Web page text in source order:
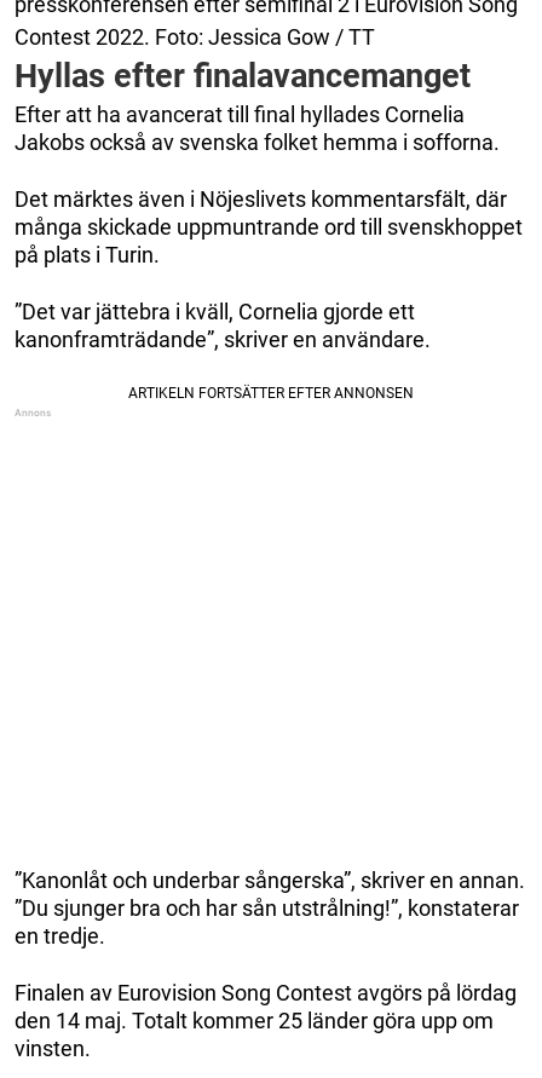
Contest 2022. Foto: Jessica Gow / TT
Hyllas efter finalavancemanget
Efter att ha avancerat till final hyllades Cornelia
Jakobs också av svenska folket hemma i sofforna.
Det märktes även i Nöjeslivets kommentarsfält, där
många skickade uppmuntrande ord till svenskhoppet
på plats i Turin.
”Det var jättebra i kväll, Cornelia gjorde ett
kanonframträdande”, skriver en användare.
”Kanonlåt och underbar sångerska”, skriver en annan.
”Du sjunger bra och har sån utstrålning!”, konstaterar
en tredje.
Finalen av Eurovision Song Contest avgörs på lördag
den 14 maj. Totalt kommer 25 länder göra upp om
vinsten.